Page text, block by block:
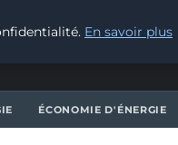
ÉCONOMIE D'ÉNERGIE
En savoir plus